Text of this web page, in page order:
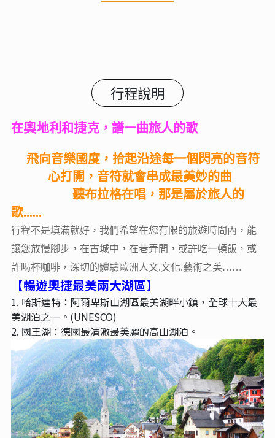
行程說明
在奧地利和捷克，譜一曲旅人的歌
飛向音樂國度，拾起沿途每一個閃亮的音符
心打開，音符就會串成最美妙的曲
聽布拉格在唱，那是屬於旅人的
歌......
行程不是填滿就好，我們希望在您有限的旅遊時間內，能
讓您放慢腳步，在古城中，在巷弄間，或許吃一頓飯，或
許喝杯咖啡，深切的體驗歐洲人文.文化.藝術之美……
【暢遊奧捷最美兩大湖區】
1. 哈斯達特：阿爾卑斯山湖區最美湖畔小鎮，全球十大最
美湖泊之一。(UNESCO)
2. 國王湖：德國最清澈最美麗的高山湖泊。